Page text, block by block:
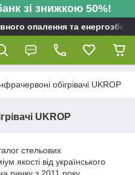
зі знижкою 50%!
опалення та
обігрівачі UKROP
UKROP
стельових
якості від українського